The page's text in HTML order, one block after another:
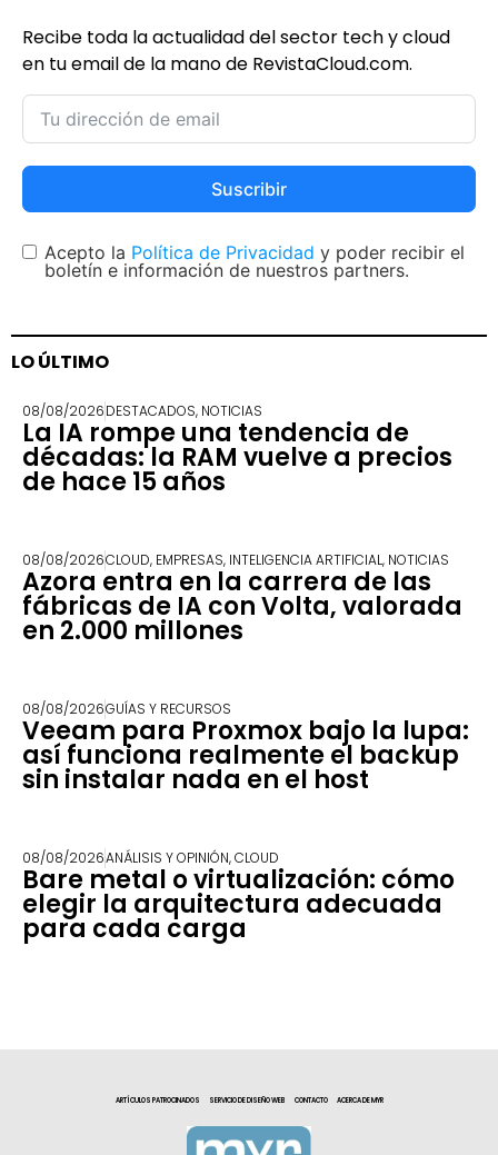
Recibe toda la actualidad del sector tech y cloud
en tu email de la mano de RevistaCloud.com.
Suscribir
Acepto la Política de Privacidad y poder recibir el
boletín e información de nuestros partners.
LO ÚLTIMO
08/08/2026DESTACADOS, NOTICIAS
La IA rompe una tendencia de
décadas: la RAM vuelve a precios
de hace 15 años
08/08/2026CLOUD, EMPRESAS, INTELIGENCIA ARTIFICIAL, NOTICIAS
Azora entra en la carrera de las
fábricas de IA con Volta, valorada
en 2.000 millones
08/08/2026GUÍAS Y RECURSOS
Veeam para Proxmox bajo la lupa:
así funciona realmente el backup
sin instalar nada en el host
08/08/2026ANÁLISIS Y OPINIÓN,CLOUD
Bare metal o virtualización: cómo
elegir la arquitectura adecuada
para cada carga
ARTÍCULOS PATROCINADOS SERVICIO DE DISEÑO WEB CONTACTO ACERCA DE MYR